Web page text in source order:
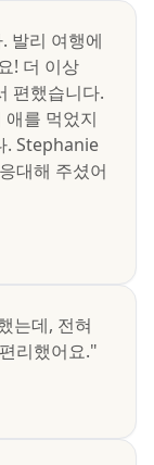
발리 여행에
! 더 이상
편했습니다.
를 먹었지
. Stephanie
대해 주셨어
는데, 전혀
리했어요."